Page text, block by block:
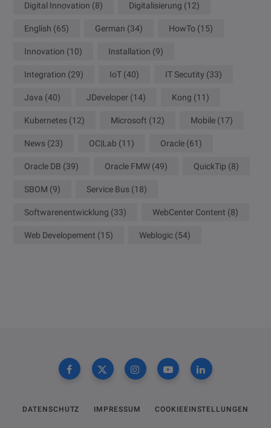
Digital Innovation (8) Digitalisierung (12)
English (65) German (34) HowTo (15)
Innovation (10) Installation (9)
Integration (29) IoT (40) IT Secutity (33)
Java (40) JDeveloper (14) Kong (11)
Kubernetes (12) Microsoft (12) Mobile (17)
News (23) OC|Lab (11) Oracle (61)
Oracle DB (39) Oracle FMW (49) QuickTip (8)
SBOM (9) Service Bus (18)
Softwarenentwicklung (33) WebCenter Content (8)
Web Developement (15) Weblogic (54)
DATENSCHUTZ IMPRESSUM COOKIEEINSTELLUNGEN